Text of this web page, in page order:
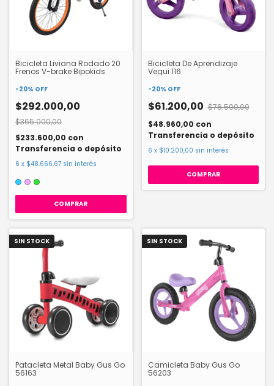
Bicicleta Liviana Rodado 20
Frenos V-brake Bipokids
-20% OFF
$292.000,00
$365.000,00
$233.600,00 con
Transferencia o depósito
6 x $48.666,67 sin interés
COMPRAR
Bicicleta De Aprendizaje
Vegui 116
-20% OFF
$61.200,00 $76.500,00
$48.960,00 con
Transferencia o depósito
6 x $10.200,00 sin interés
COMPRAR
SIN STOCK
Patacleta Metal Baby Gus Go
56163
SIN STOCK
Camicleta Baby Gus Go
56203